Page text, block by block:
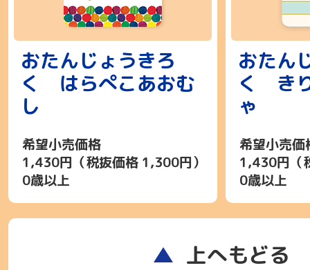
おたんじょうきろ
く はらぺこあおむ
し
希望小売価格
1,430円（税抜価格 1,300円）
0歳以上
おたん
く き
ゃ
希望小売価
1,430円（
0歳以上
上へもどる